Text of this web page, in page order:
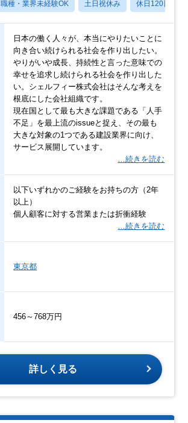
職種・業界未経験OK 土日祝休み 休日120日以上
日本の働く人々が、本当にやりたいことに
向き合い続けられる社会を作り出したい。
やりがいや成長、持続性と言った意味での
幸せを追求し続けられる社会を作り出した
い。シェルフィー株式会社はそんな考えを
根底にした会社組織です。
現在国として最も大きな課題である「人手
不足」を最上流のissueと捉え、その最も
大きな対象の1つである建設業界に向け、
サービス展開しています。
…続きを読む
以下いずれかのご経験をお持ちの方（2年
以上）
個人顧客に対する営業または折衝経験
…続きを読む
東京都
456～768万円
詳しく見る